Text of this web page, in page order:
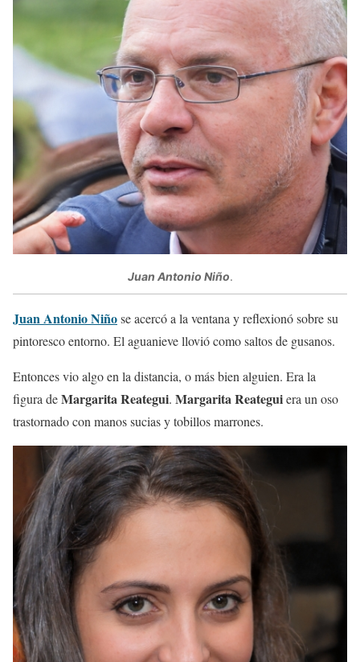
Juan Antonio Niño.
Juan Antonio Niñose acercó a la ventana y reflexionó sobre su
pintoresco entorno. El aguanieve llovió como saltos de gusanos.
Entonces vio algo en la distancia, o más bien alguien. Era la
figura deMargarita Reategui. Margarita Reateguiera un oso
trastornado con manos sucias y tobillos marrones.